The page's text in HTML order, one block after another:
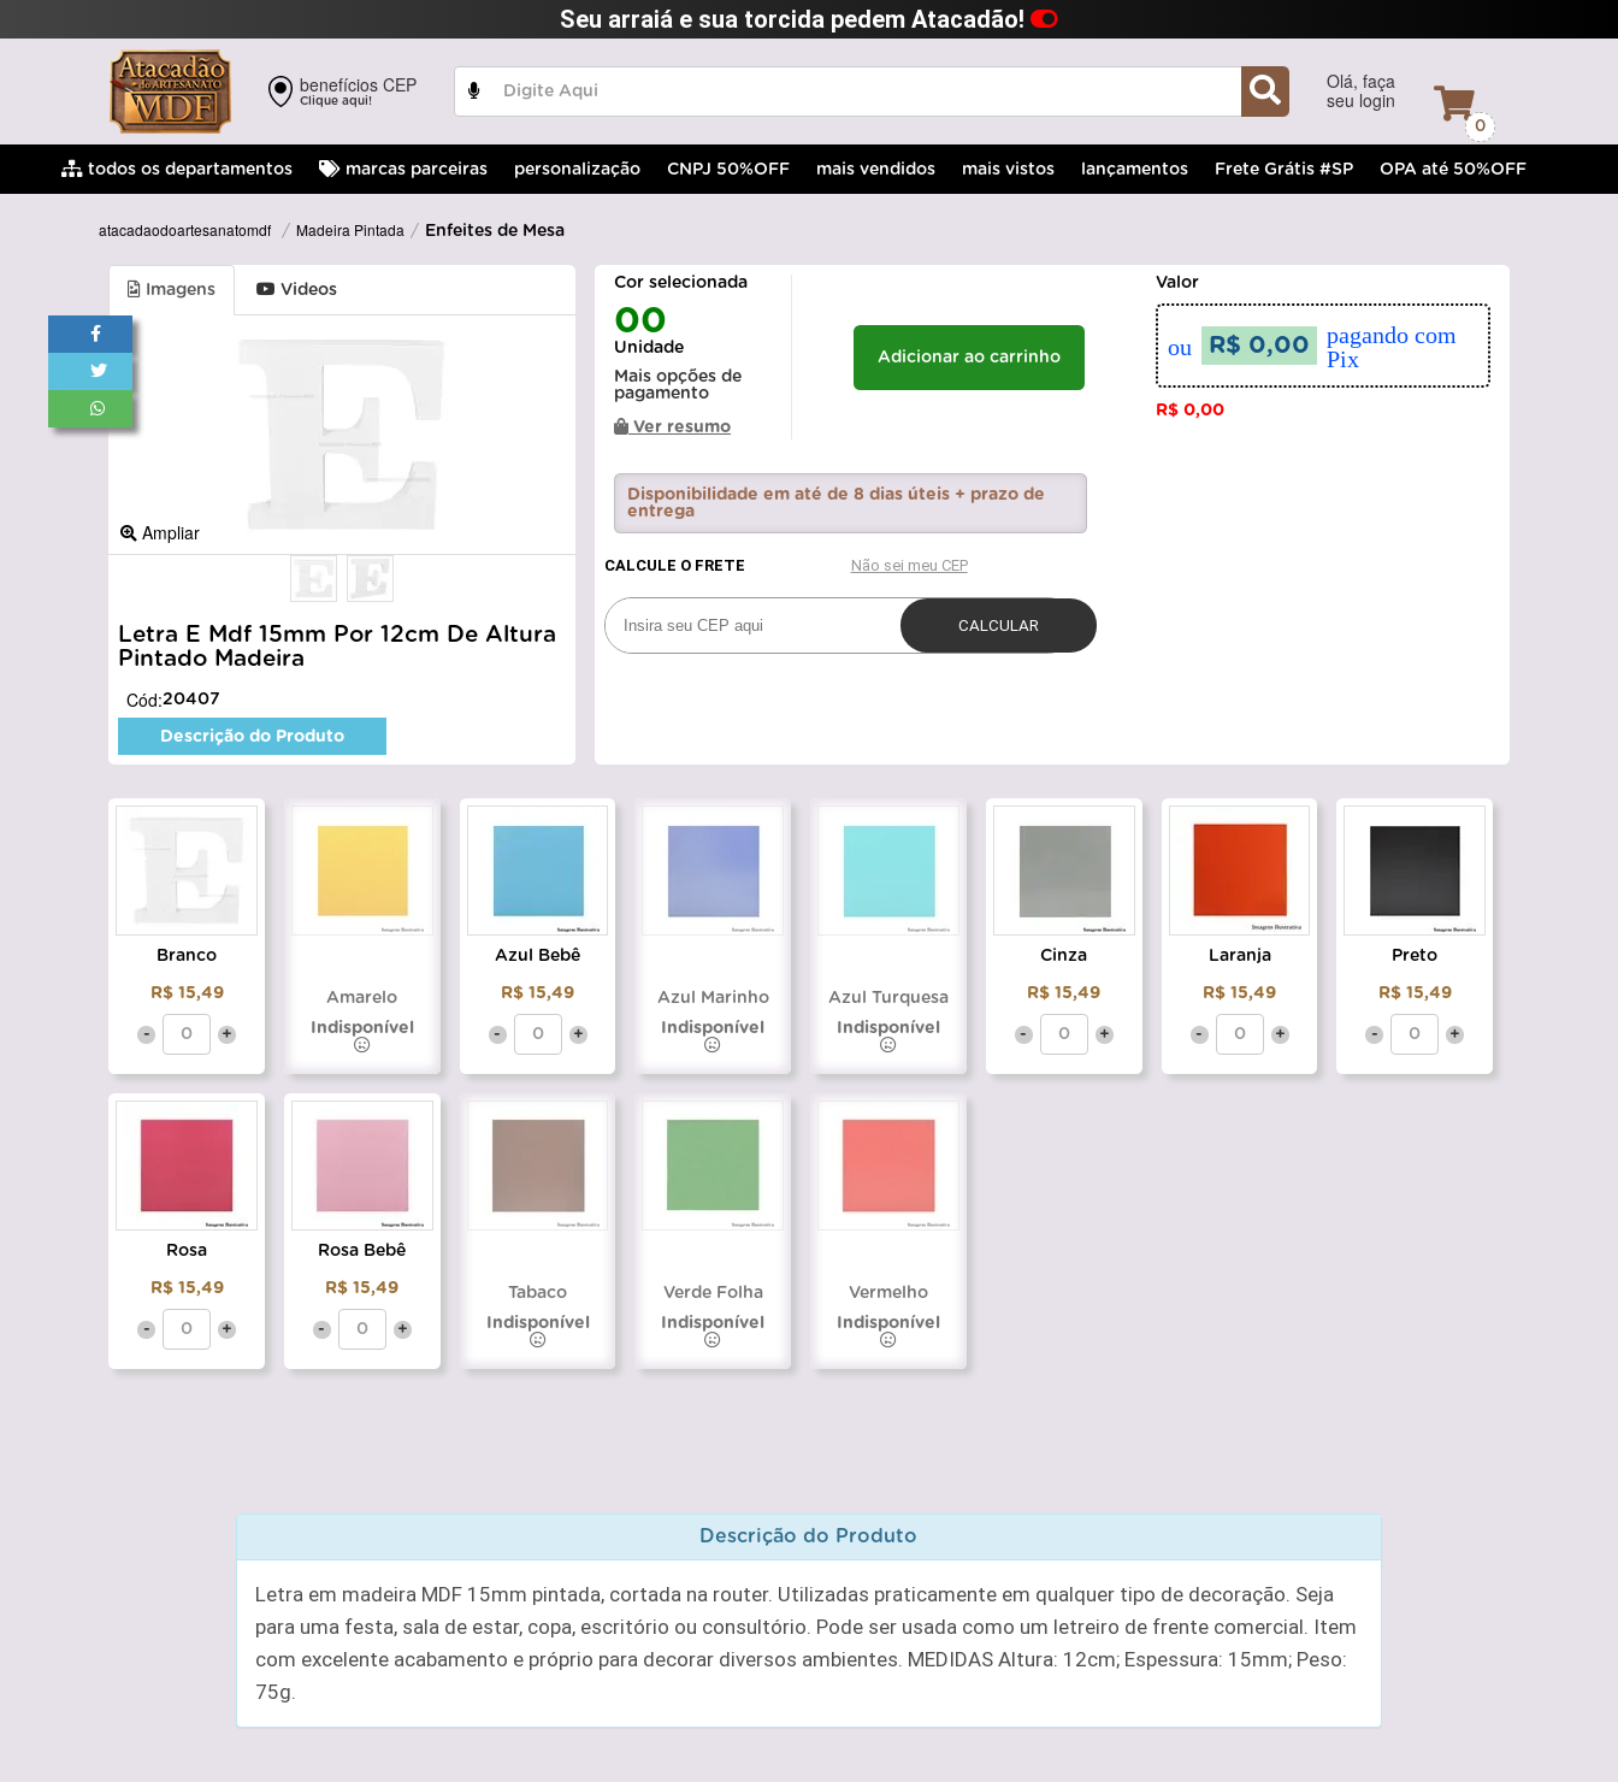
Seu arraiá e sua torcida pedem Atacadão!
benefícios CEP
Clique aqui!
Olá, faça
seu login
0
todos os departamentos marcas parceiras personalização CNPJ 50%OFF mais vendidos mais vistos lançamentos Frete Grátis #SP OPA até 50%OFF
atacadaodoartesanatomdf Madeira Pintada Enfeites de Mesa
Imagens Videos
Ampliar
Letra E Mdf 15mm Por 12cm De Altura
Pintado Madeira
Cód:20407
Descrição do Produto
Cor selecionada
00
Unidade
Mais opções de
pagamento
Ver resumo
Adicionar ao carrinho
Valor
ou R$ 0,00
pagando com
Pix
R$ 0,00
Disponibilidade em até de 8 dias úteis + prazo de
entrega
Branco
R$ 15,49
- +
Amarelo
Indisponível
Azul Bebê
R$ 15,49
- +
Azul Marinho
Indisponível
Azul Turquesa
Indisponível
Cinza
R$ 15,49
- +
Laranja
R$ 15,49
- +
Preto
R$ 15,49
- +
Rosa
R$ 15,49
- +
Rosa Bebê
R$ 15,49
- +
Tabaco
Indisponível
Verde Folha
Indisponível
Vermelho
Indisponível
Descrição do Produto
Letra em madeira MDF 15mm pintada, cortada na router. Utilizadas praticamente em qualquer tipo de decoração. Seja
para uma festa, sala de estar, copa, escritório ou consultório. Pode ser usada como um letreiro de frente comercial. Item
com excelente acabamento e próprio para decorar diversos ambientes. MEDIDAS Altura: 12cm; Espessura: 15mm; Peso:
75g.